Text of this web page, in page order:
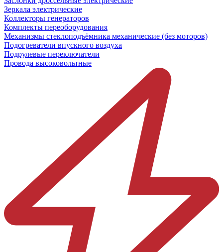
Зеркала электрические
Коллекторы генераторов
Комплекты переоборудования
Механизмы стеклоподъёмника механические (без моторов)
Подогреватели впускного воздуха
Подрулевые переключатели
Провода высоковольтные